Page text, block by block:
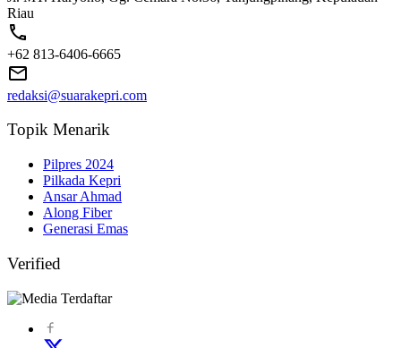
Riau
+62 813-6406-6665
redaksi@suarakepri.com
Topik Menarik
Pilpres 2024
Pilkada Kepri
Ansar Ahmad
Along Fiber
Generasi Emas
Verified